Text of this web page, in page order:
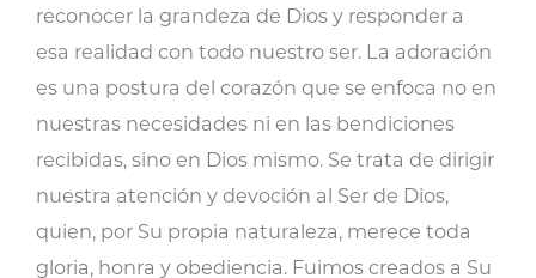
reconocer la grandeza de Dios y responder a
esa realidad con todo nuestro ser. La adoración
es una postura del corazón que se enfoca no en
nuestras necesidades ni en las bendiciones
recibidas, sino en Dios mismo. Se trata de dirigir
nuestra atención y devoción al Ser de Dios,
quien, por Su propia naturaleza, merece toda
gloria, honra y obediencia. Fuimos creados a Su